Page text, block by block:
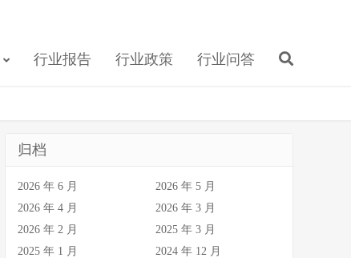
行业报告 行业政策 行业问答
归档
2026 年 6 月
2026 年 5 月
2026 年 4 月
2026 年 3 月
2026 年 2 月
2025 年 3 月
2025 年 1 月
2024 年 12 月